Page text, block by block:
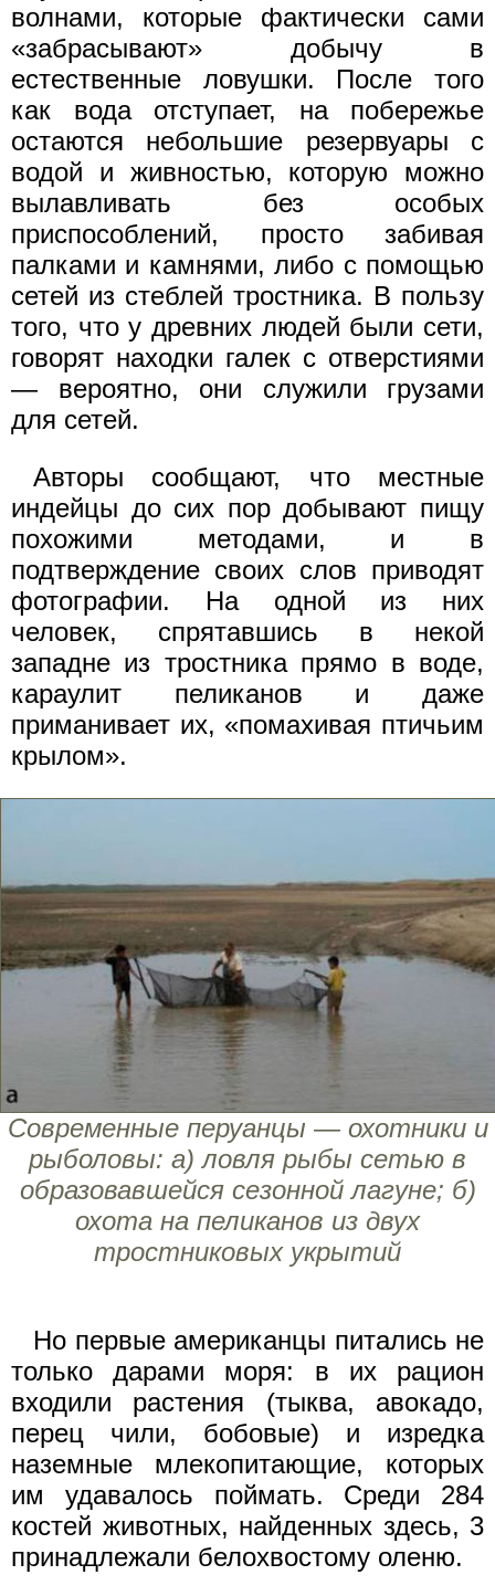
волнами, которые фактически сами
«забрасывают» добычу в
естественные ловушки. После того
как вода отступает, на побережье
остаются небольшие резервуары с
водой и живностью, которую можно
вылавливать без особых
приспособлений, просто забивая
палками и камнями, либо с помощью
сетей из стеблей тростника. В пользу
того, что у древних людей были сети,
говорят находки галек с отверстиями
— вероятно, они служили грузами
для сетей.
Авторы сообщают, что местные
индейцы до сих пор добывают пищу
похожими методами, и в
подтверждение своих слов приводят
фотографии. На одной из них
человек, спрятавшись в некой
западне из тростника прямо в воде,
караулит пеликанов и даже
приманивает их, «помахивая птичьим
крылом».
Современные перуанцы — охотники и
рыболовы: а) ловля рыбы сетью в
образовавшейся сезонной лагуне; б)
охота на пеликанов из двух
тростниковых укрытий
Но первые американцы питались не
только дарами моря: в их рацион
входили растения (тыква, авокадо,
перец чили, бобовые) и изредка
наземные млекопитающие, которых
им удавалось поймать. Среди 284
костей животных, найденных здесь, 3
принадлежали белохвостому оленю.